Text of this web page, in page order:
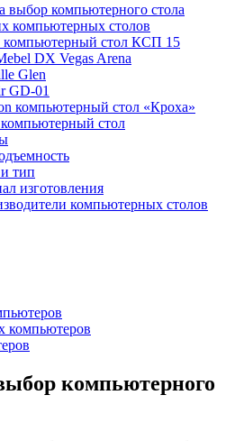
выбор компьютерного стола
компьютерных столов
стол КСП 15
DX Vegas Arena
Glen
GD-01
компьютерный стол «Кроха»
стол
тип
изготовления
компьютерных столов
компьютеров
компьютерного